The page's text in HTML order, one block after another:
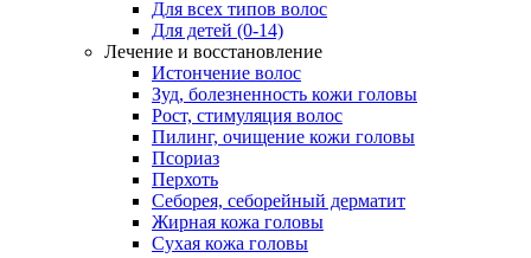
Для всех типов волос
Для детей (0-14)
Лечение и восстановление
Истончение волос
Зуд, болезненность кожи головы
Рост, стимуляция волос
Пилинг, очищение кожи головы
Псориаз
Перхоть
Себорея, себорейный дерматит
Жирная кожа головы
Сухая кожа головы